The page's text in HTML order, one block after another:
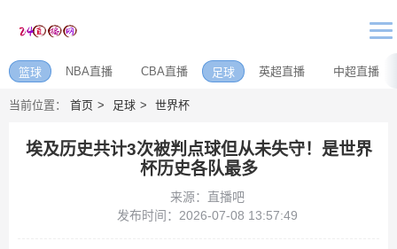
篮球 NBA直播 CBA直播 足球 英超直播 中超直播
当前位置： 首页 足球 世界杯
埃及历史共计3次被判点球但从未失守！是世界
杯历史各队最多
来源：直播吧
发布时间：2026-07-08 13:57:49